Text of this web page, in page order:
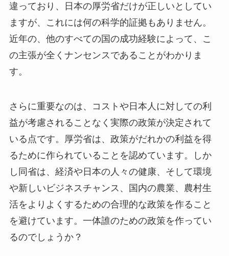
違っており、日本の厚労省だけが正しいとしてい
ますが、これには何の科学的証拠もありません。
近年の、他のすべての国の成功経験によって、こ
の主張が全くナンセンスであることがわかりま
す。
さらに重要なのは、コストや日本人に対しての利
益が考慮されることなく実際の政策が決定されて
いる点です。厚労省は、政策がだれかの利益を得
るために作られていることを認めています。しか
し同省は、経済や日本の人々の健康、そして環境
や新しいビジネスチャンス、国内の農業、農村生
活をよりよくするための合理的な政策を作ること
を避けています。一体誰のための政策を作ってい
るのでしょうか？